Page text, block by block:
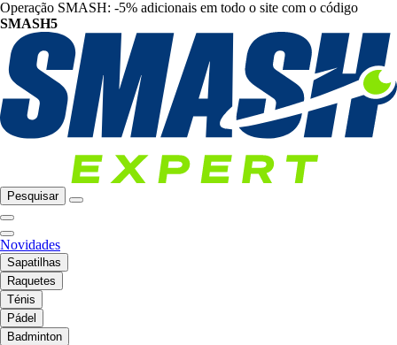
Operação SMASH: -5% adicionais em todo o site com o código
SMASH5
Pesquisar
Novidades
Sapatilhas
Raquetes
Ténis
Pádel
Badminton